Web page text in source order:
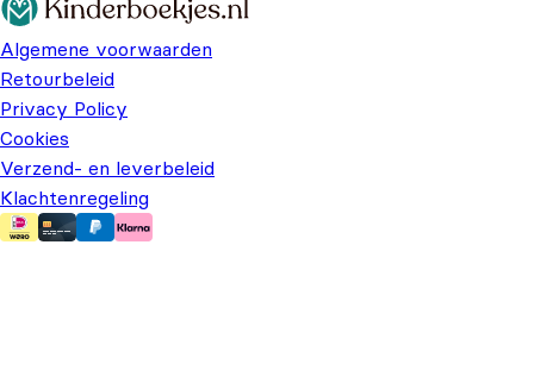
Algemene voorwaarden
Retourbeleid
Privacy Policy
Cookies
Verzend- en leverbeleid
Klachtenregeling